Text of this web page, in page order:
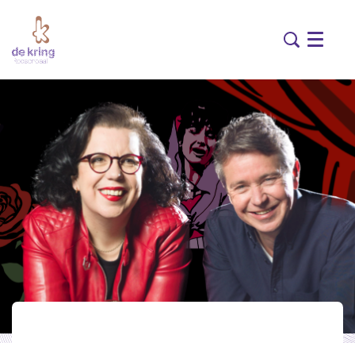
Menu